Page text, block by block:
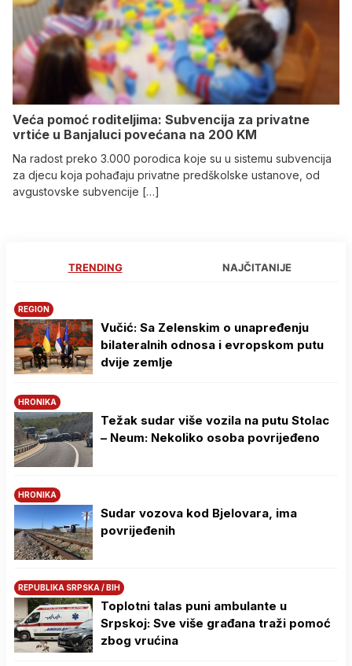
Veća pomoć roditeljima: Subvencija za privatne
vrtiće u Banjaluci povećana na 200 KM
Na radost preko 3.000 porodica koje su u sistemu subvencija
za djecu koja pohađaju privatne predškolske ustanove, od
avgustovske subvencije […]
TRENDING NAJČITANIJE
REGION
Vučić: Sa Zelenskim o unapređenju
bilateralnih odnosa i evropskom putu
dvije zemlje
HRONIKA
Težak sudar više vozila na putu Stolac
– Neum: Nekoliko osoba povrijeđeno
HRONIKA
Sudar vozova kod Bjelovara, ima
povrijeđenih
REPUBLIKA SRPSKA / BIH
Toplotni talas puni ambulante u
Srpskoj: Sve više građana traži pomoć
zbog vrućina